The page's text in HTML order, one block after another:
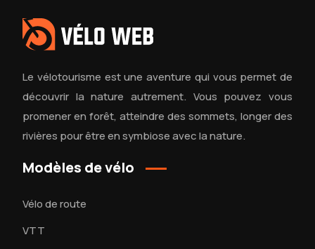
Le vélotourisme est une aventure qui vous permet de
découvrir la nature autrement. Vous pouvez vous
promener en forêt, atteindre des sommets, longer des
rivières pour être en symbiose avec la nature.
Modèles de vélo
Vélo de route
VTT